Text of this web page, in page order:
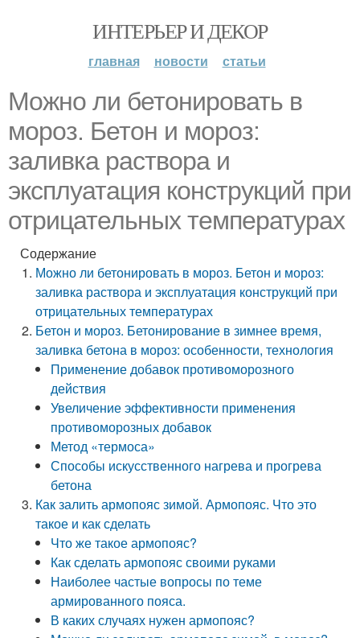
ИНТЕРЬЕР И ДЕКОР
главная новости статьи
Можно ли бетонировать в
мороз. Бетон и мороз:
заливка раствора и
эксплуатация конструкций при
отрицательных температурах
Содержание
Можно ли бетонировать в мороз. Бетон и мороз:
заливка раствора и эксплуатация конструкций при
отрицательных температурах
Бетон и мороз. Бетонирование в зимнее время,
заливка бетона в мороз: особенности, технология
Применение добавок противоморозного
действия
Увеличение эффективности применения
противоморозных добавок
Метод «термоса»
Способы искусственного нагрева и прогрева
бетона
Как залить армопояс зимой. Армопояс. Что это
такое и как сделать
Что же такое армопояс?
Как сделать армопояс своими руками
Наиболее частые вопросы по теме
армированного пояса.
В каких случаях нужен армопояс?